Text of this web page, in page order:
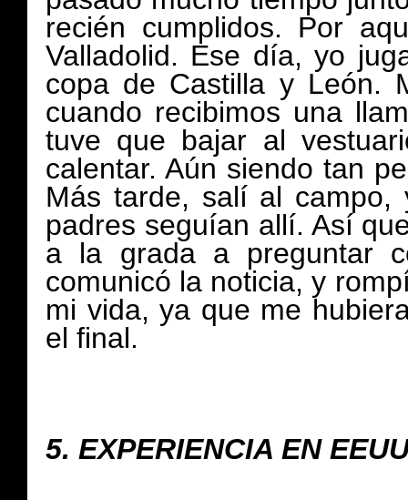
recién cumplidos. Por
Valladolid. Ese día, yo
copa de Castilla y León.
cuando recibimos una
tuve que bajar al
calentar. Aún siendo tan
Más tarde, salí al
padres seguían allí. Así
a la grada a preguntar
comunicó la noticia, y
mi vida, ya que me
el final.
5. EXPERIENCIA EN